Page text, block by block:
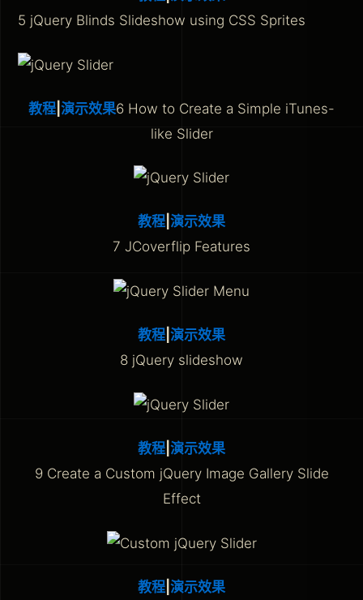
5 jQuery Blinds Slideshow using CSS Sprites
教程 演示效果6 How to Create a Simple iTunes-
like Slider
教程 演示效果
7 JCoverflip Features
教程 演示效果
8 jQuery slideshow
教程 演示效果
9 Create a Custom jQuery Image Gallery Slide
Effect
教程 演示效果